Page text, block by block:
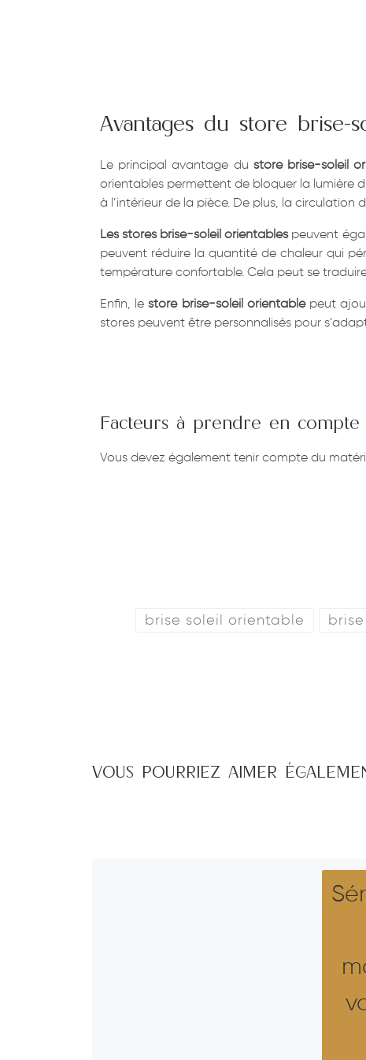
Avantages du store brise-
Le principal avantage du store brise-soleil
orientables permettent de bloquer la lumière
à l’intérieur de la pièce. De plus, la circulation
Les stores brise-soleil orientablespeuvent
peuvent réduire la quantité de chaleur qui
température confortable. Cela peut se
Enfin, lestore brise-soleil orientablepeut
stores peuvent être personnalisés pour
Facteurs à prendre en
Vous devez également tenir compte du
brise soleil orientable
VOUS POURRIEZ AIMER